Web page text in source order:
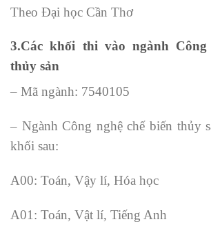
Theo Đại học Cần Thơ
3.Các khối thi vào ngành Công
thủy sản
– Mã ngành: 7540105
– Ngành Công nghệ chế biến thủy
khối sau:
A00: Toán, Vậy lí, Hóa học
A01: Toán, Vật lí, Tiếng Anh